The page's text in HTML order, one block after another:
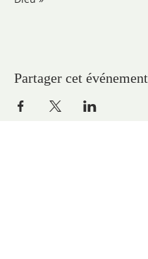
Partager cet événement